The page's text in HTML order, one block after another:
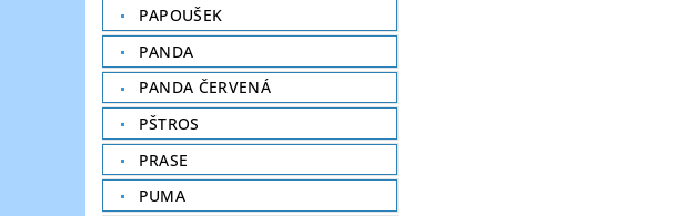
PAPOUŠEK
PANDA
PANDA ČERVENÁ
PŠTROS
PRASE
PUMA